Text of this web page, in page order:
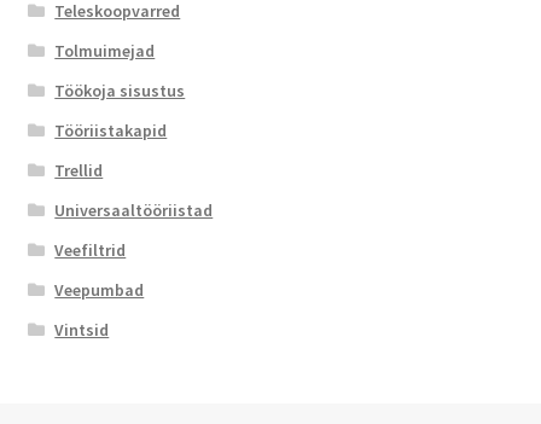
Teleskoopvarred
Tolmuimejad
Töökoja sisustus
Tööriistakapid
Trellid
Universaaltööriistad
Veefiltrid
Veepumbad
Vintsid